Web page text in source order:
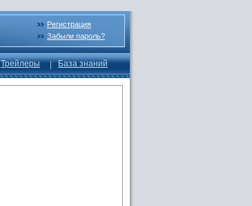
Регистрация
Забыли пароль?
Трейлеры База знаний